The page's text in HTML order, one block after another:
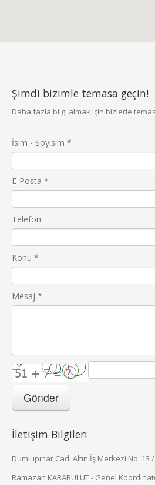
Şimdi bizimle temasa geçin!
Daha fazla bilgi almak için bizlerle
İsim - Soyisim *
E-Posta *
Telefon
Konu *
Mesaj *
İletişim Bilgileri
Dumlupınar Cad. Altın İş Merkezi No: 13
Ramazan KARABULUT - Genel